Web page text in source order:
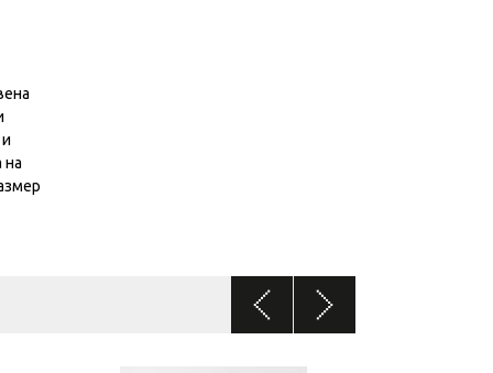
на